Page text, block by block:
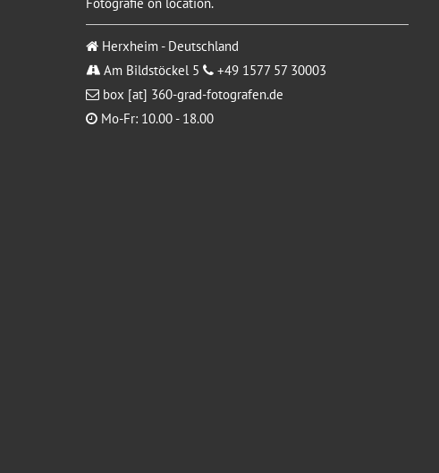
Herxheim - Deutschland
Am Bildstöckel 5
+49 1577 57 30003
box [at] 360-grad-fotografen.de
Mo-Fr: 10.00 - 18.00